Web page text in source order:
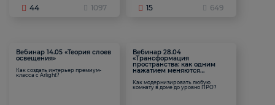
44 1097 15 649
Вебинар 14.05 «Теория слоев
освещения»
Как создать интерьер премиум-
класса с Arlight?
Вебинар 28.04
«Трансформация
пространства: как одним
нажатием меняются
Как модернизировать любую
комнату в доме до уровня ПРО?